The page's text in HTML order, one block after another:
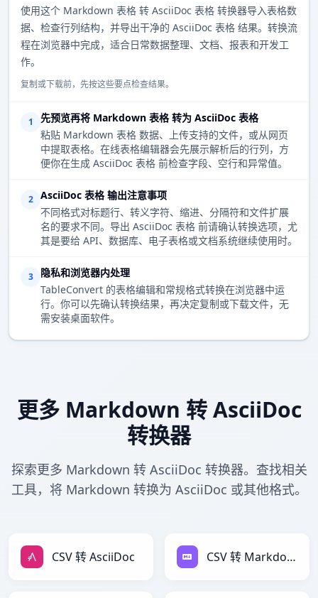
使用这个 Markdown 表格 转 AsciiDoc 表格 转换器导入表格数
据、检查行列结构，并导出干净的 AsciiDoc 表格 结果。转换流
程在浏览器中完成，适合日常数据整理、文档、报表和开发工
作。
复制或下载前，先按这些要点检查结果。
1
先预览再将 Markdown 表格 转为 AsciiDoc 表格
粘贴 Markdown 表格 数据、上传支持的文件，或从网页
中提取表格。在线表格编辑器会先展示解析后的行列，方
便你在生成 AsciiDoc 表格 前检查字段、空行和异常值。
2
AsciiDoc 表格 输出注意事项
不同格式对标题行、转义字符、缩进、分隔符和文件扩展
名的要求不同。导出 AsciiDoc 表格 前请确认转换选项，尤
其是要给 API、数据库、电子表格或文档系统继续使用时。
3
隐私和浏览器内处理
TableConvert 的表格编辑和常规格式转换在浏览器中运
行。你可以先确认转换结果，再决定复制或下载文件，无
需安装桌面软件。
更多 Markdown 转 AsciiDoc
转换器
探索更多 Markdown 转 AsciiDoc 转换器。查找相关
工具，将 Markdown 转换为 AsciiDoc 或其他格式。
CSV 转 AsciiDoc CSV 转 Markdown